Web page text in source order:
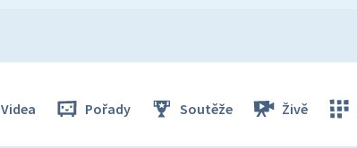
Videa Pořady Soutěže Živě